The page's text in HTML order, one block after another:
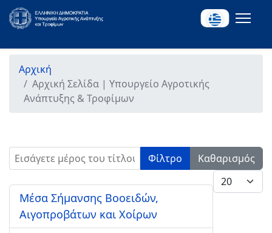
Αρχική
Αρχική Σελίδα | Υπουργείο Αγροτικής
Ανάπτυξης & Τροφίμων
Εισάγετε μέρος του τίτλου. Φίλτρο
Καθαρισμός
Εμφάνιση #
Μέσα Σήμανσης Βοοειδών,
Αιγοπροβάτων και Χοίρων